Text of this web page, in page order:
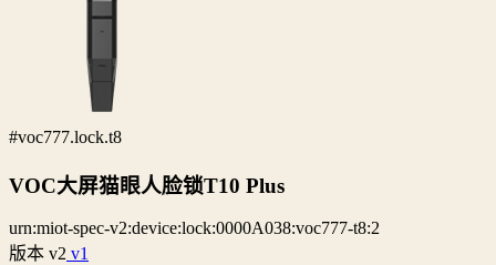
#voc777.lock.t8
VOC大屏猫眼人脸锁T10 Plus
urn:miot-spec-v2:device:lock:0000A038:voc777-t8:2
版本 v2 v1